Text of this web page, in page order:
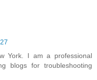
York. I am a professional
blogs for troubleshooting